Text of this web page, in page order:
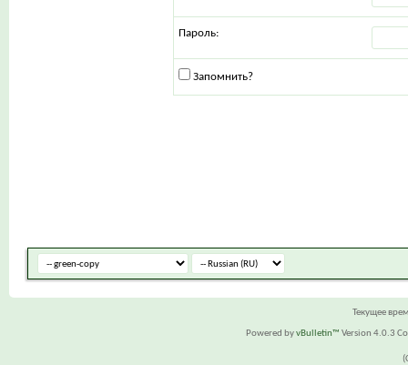
Пароль:
Запомнить?
Текущее
Powered byvBulletin™ Version 4.0.3